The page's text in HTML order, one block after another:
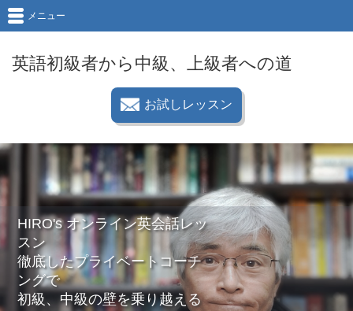
英語初級者から中級、上級者への道
お試しレッスン
メニュー
HIRO's オンライン英会話レッ
スン
徹底したプライベートコーチ
ングで
初級、中級の壁を乗り越える